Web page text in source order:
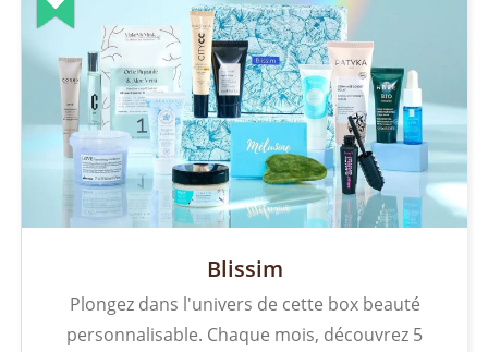
Blissim
Plongez dans l'univers de cette box beauté
personnalisable. Chaque mois, découvrez 5